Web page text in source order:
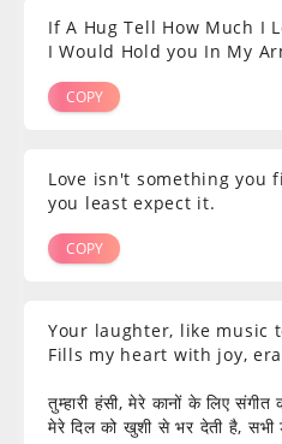
If A Hug Tell How Much I
I Would Hold you In My
COPY
Love isn't something you
you least expect it.
COPY
Your laughter, like music
Fills my heart with joy,
तुम्हारी हंसी, मेरे कानों के लिए संगीत
मेरे दिल को खुशी से भर देती है, सभी